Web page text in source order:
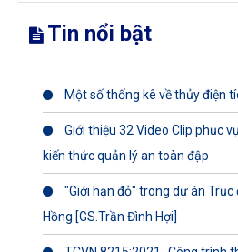
Tin nổi bật
Một số thống kê về thủy điện
Giới thiệu 32 Video Clip phục
kiến thức quản lý an toàn đập
"Giới hạn đỏ" trong dự án Trục
Hồng [GS.Trần Đình Hợi]